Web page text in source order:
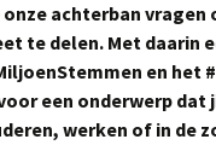
onze achterban
te delen. Met daarin
en het
een onderwerp
werken of in de